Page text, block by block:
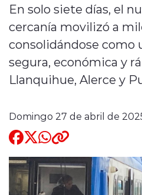
Quienes Somos
En solo siete días, el
cercanía movilizó a
consolidándose como
segura, económica y
Llanquihue, Alerce y
Domingo 27 de abril de